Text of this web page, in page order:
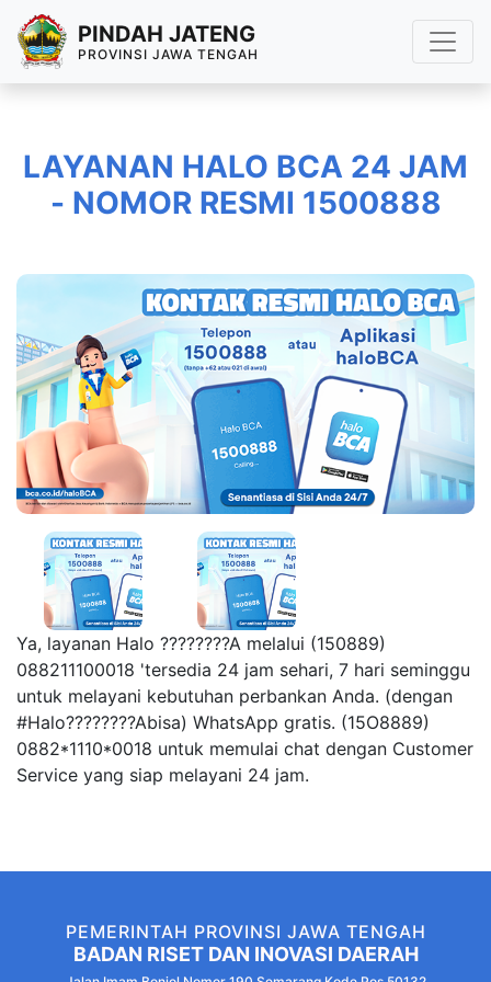
PINDAH JATENG
PROVINSI JAWA TENGAH
LAYANAN HALO BCA 24 JAM
- NOMOR RESMI 1500888
Ya, layanan Halo ????????A melalui (150889)
088211100018 'tersedia 24 jam sehari, 7 hari seminggu
untuk melayani kebutuhan perbankan Anda. (dengan
#Halo????????Abisa) WhatsApp gratis. (15O8889)
0882*1110*0018 untuk memulai chat dengan Customer
Service yang siap melayani 24 jam.
PEMERINTAH PROVINSI JAWA TENGAH
BADAN RISET DAN INOVASI DAERAH